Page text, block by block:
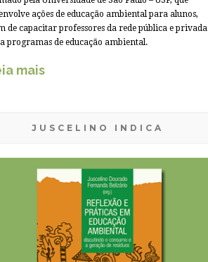
ações de educação ambiental para alunos,
de capacitar professores da rede pública e privada
programas de educação ambiental.
mais
JUSCELINO INDICA